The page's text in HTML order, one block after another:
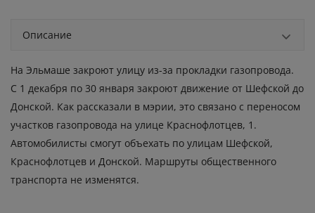
Описание
На Эльмаше закроют улицу из-за прокладки газопровода.
С 1 декабря по 30 января закроют движение от Шефской до
Донской. Как рассказали в мэрии, это связано с переносом
участков газопровода на улице Краснофлотцев, 1.
Автомобилисты смогут объехать по улицам Шефской,
Краснофлотцев и Донской. Маршруты общественного
транспорта не изменятся.